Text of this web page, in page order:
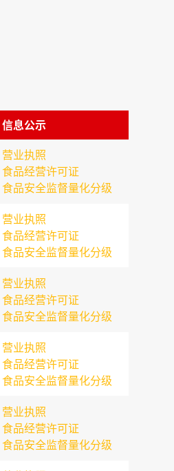
信息公示
营业执照
食品经营许可证
食品安全监督量化分级
营业执照
食品经营许可证
食品安全监督量化分级
营业执照
食品经营许可证
食品安全监督量化分级
营业执照
食品经营许可证
食品安全监督量化分级
营业执照
食品经营许可证
食品安全监督量化分级